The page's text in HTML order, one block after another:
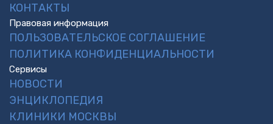
КОНТАКТЫ
Правовая информация
ПОЛЬЗОВАТЕЛЬСКОЕ СОГЛАШЕНИЕ
ПОЛИТИКА КОНФИДЕНЦИАЛЬНОСТИ
Сервисы
НОВОСТИ
ЭНЦИКЛОПЕДИЯ
КЛИНИКИ МОСКВЫ